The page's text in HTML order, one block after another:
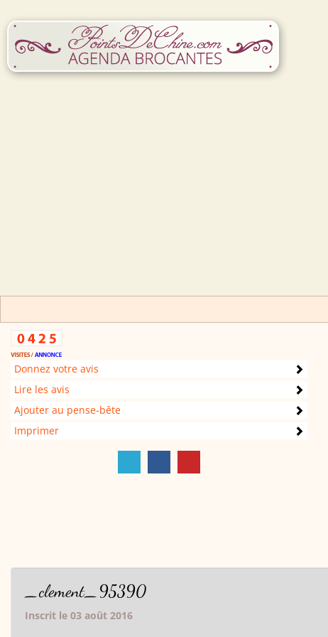
Donnez votre avis
Lire les avis
Ajouter au pense-bête
Imprimer
_clement_95390
Inscrit le 03 août 2016